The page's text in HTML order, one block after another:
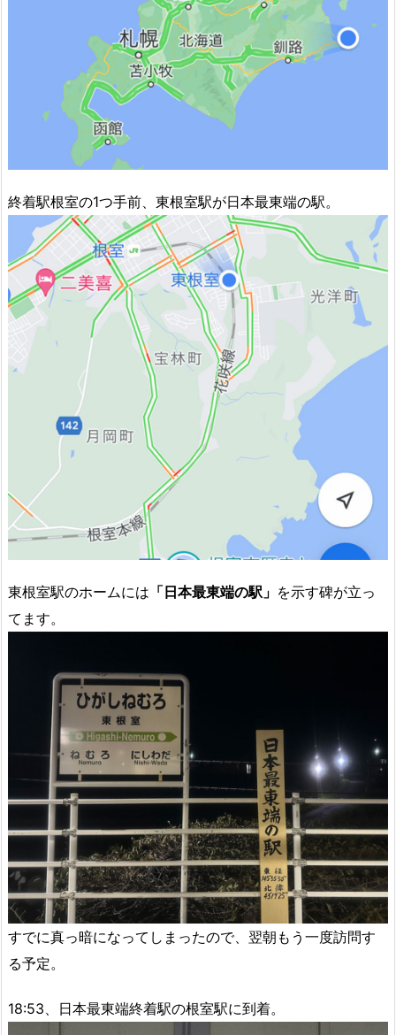
終着駅根室の1つ手前、東根室駅が日本最東端の駅。
東根室駅のホームには 「日本最東端の駅」 を示す碑が立っ
てます。
すでに真っ暗になってしまったので、翌朝もう一度訪問す
る予定。
18:53、日本最東端終着駅の根室駅に到着。